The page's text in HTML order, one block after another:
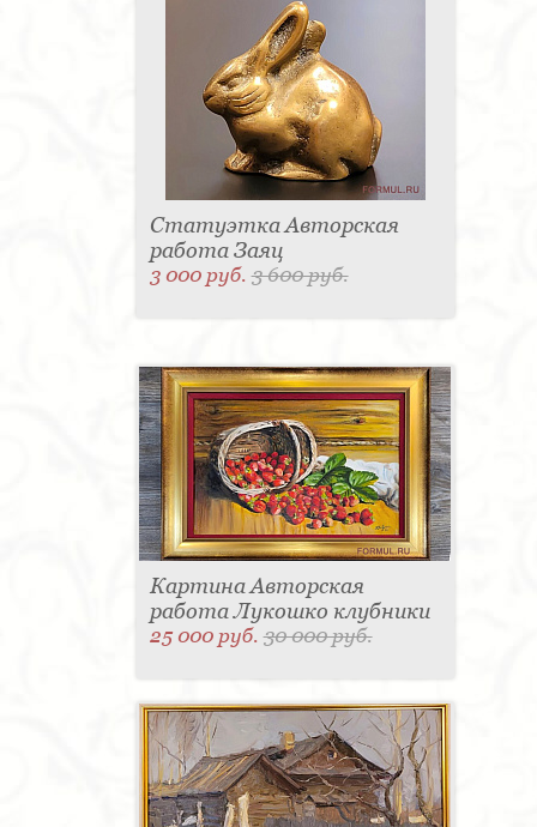
Статуэтка Авторская
работа Заяц
3 000 руб.3 600 руб.
Картина Авторская
работа Лукошко клубники
25 000 руб.30 000 руб.